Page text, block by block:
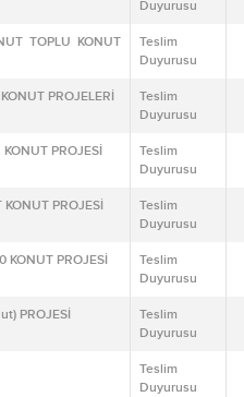
Duyurusu
TOPLU KONUT
Teslim
Duyurusu
PROJELERİ
Teslim
Duyurusu
PROJESİ
Teslim
Duyurusu
PROJESİ
Teslim
Duyurusu
KONUT PROJESİ
Teslim
Duyurusu
PROJESİ
Teslim
Duyurusu
Teslim
Duyurusu